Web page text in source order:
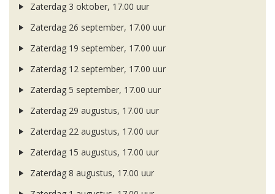
Zaterdag 3 oktober, 17.00 uur
Zaterdag 26 september, 17.00 uur
Zaterdag 19 september, 17.00 uur
Zaterdag 12 september, 17.00 uur
Zaterdag 5 september, 17.00 uur
Zaterdag 29 augustus, 17.00 uur
Zaterdag 22 augustus, 17.00 uur
Zaterdag 15 augustus, 17.00 uur
Zaterdag 8 augustus, 17.00 uur